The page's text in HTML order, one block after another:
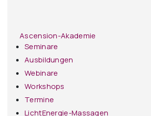
Ascension-Akademie
Seminare
Ausbildungen
Webinare
Workshops
Termine
LichtEnergie-Massagen